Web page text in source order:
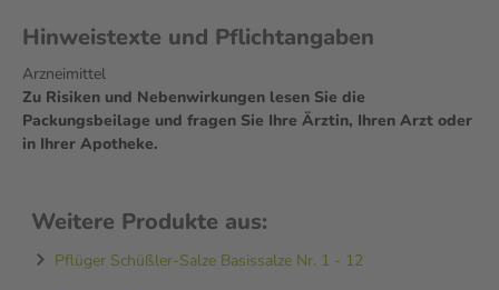
Hinweistexte und Pflichtangaben
Arzneimittel
Zu Risiken und Nebenwirkungen lesen Sie die
Packungsbeilage und fragen Sie Ihre Ärztin, Ihren Arzt oder
in Ihrer Apotheke.
Weitere Produkte aus:
Pflüger Schüßler-Salze Basissalze Nr. 1 - 12